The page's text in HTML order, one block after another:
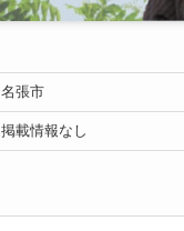
名張市
掲載情報なし